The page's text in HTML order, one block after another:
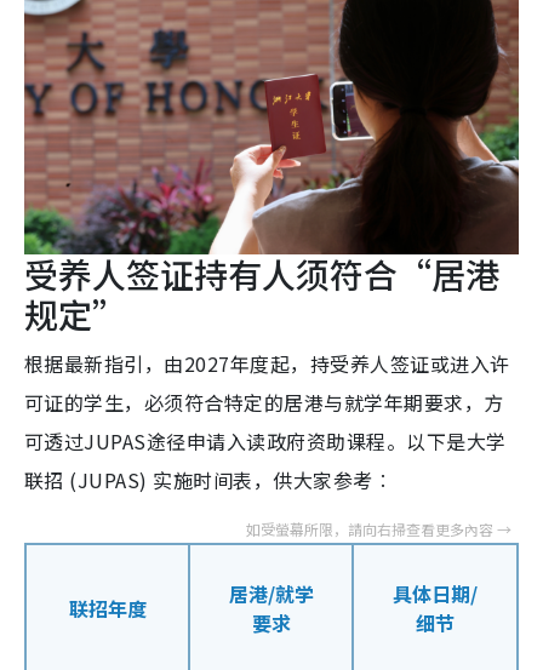
受养人签证持有人须符合“居港
规定”
根据最新指引，由2027年度起，持受养人签证或进入许
可证的学生，必须符合特定的居港与就学年期要求，方
可透过JUPAS途径申请入读政府资助课程。以下是大学
联招 (JUPAS) 实施时间表，供大家参考︰
联招年度
居港/就学
要求
具体日期/
细节